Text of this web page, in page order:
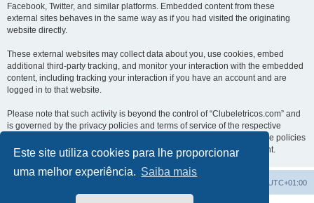
Este site utiliza cookies para lhe proporcionar
uma melhor experiência. Saiba mais
Facebook, Twitter, and similar platforms. Embedded content from these
external sites behaves in the same way as if you had visited the originating
website directly.
These external websites may collect data about you, use cookies, embed
additional third-party tracking, and monitor your interaction with the embedded
content, including tracking your interaction if you have an account and are
logged in to that website.
Please note that such activity is beyond the control of “Clubeletricos.com” and
is governed by the privacy policies and terms of service of the respective
external websites. We encourage you to review the privacy and cookie policies
of any third-party services you interact with through embedded content.
UTC+01:00